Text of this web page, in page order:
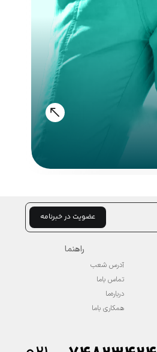
عضویت در خبرنامه
راهنما
آدرس شعب
تماس باما
درباره‌ما
همکاری باما